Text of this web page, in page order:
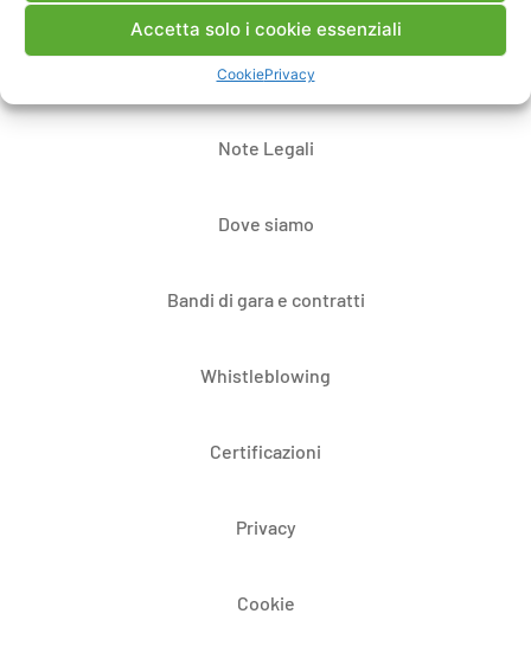
Accetta solo i cookie essenziali
CookiePrivacy
Contatti
Note Legali
Dove siamo
Bandi di gara e contratti
Whistleblowing
Certificazioni
Privacy
Cookie